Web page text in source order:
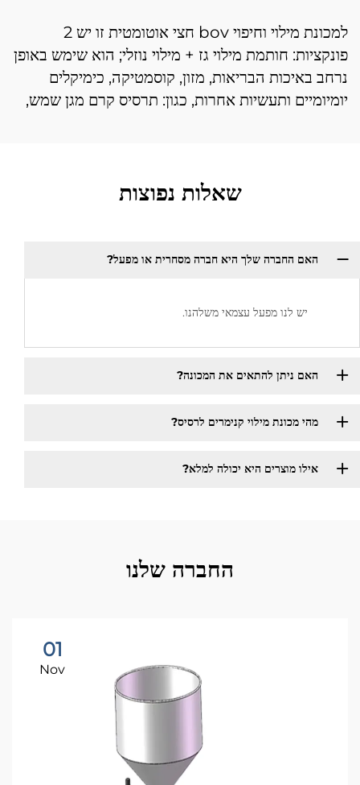
למכונת מילוי וחיפוי bov חצי אוטומטית זו יש 2
פונקציות: חותמת מילוי גז + מילוי נוזלי; הוא שימש באופן
נרחב באיכות הבריאות, מזון, קוסמטיקה, כימיקלים
יומיומיים ותעשיות אחרות, כגון: תרסיס קרם מגן שמש,
שאלות נפוצות
האם החברה שלך היא חברה מסחרית או מפעל?
יש לנו מפעל עצמאי משלהנו.
האם ניתן להתאים את המכונה?
מהי מכונת מילוי קנימרים לרסיס?
אילו מוצרים היא יכולה למלא?
החברה שלנו
01
Nov